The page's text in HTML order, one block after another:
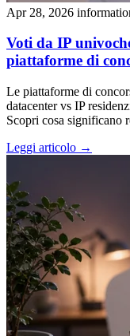
Apr 28, 2026
Voti da IP
piattaforme di
Le piattaforme di
datacenter vs IP
Scopri cosa significano
Leggi articolo →